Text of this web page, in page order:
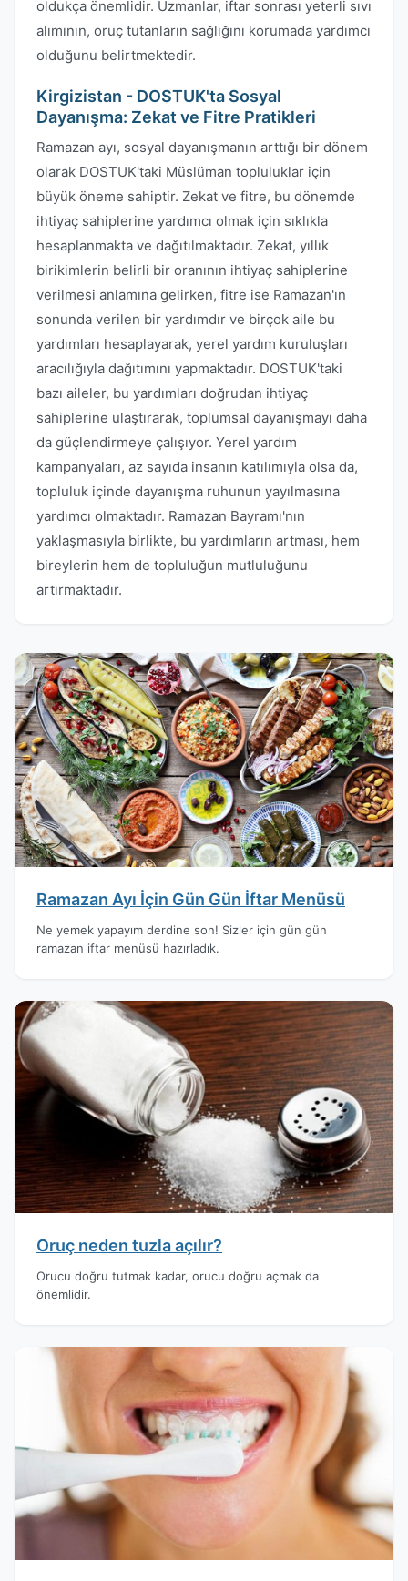
oldukça önemlidir. Uzmanlar, iftar sonrası yeterli sıvı
alımının, oruç tutanların sağlığını korumada yardımcı
olduğunu belirtmektedir.
Kirgizistan - DOSTUK'ta Sosyal
Dayanışma: Zekat ve Fitre Pratikleri
Ramazan ayı, sosyal dayanışmanın arttığı bir dönem
olarak DOSTUK'taki Müslüman topluluklar için
büyük öneme sahiptir. Zekat ve fitre, bu dönemde
ihtiyaç sahiplerine yardımcı olmak için sıklıkla
hesaplanmakta ve dağıtılmaktadır. Zekat, yıllık
birikimlerin belirli bir oranının ihtiyaç sahiplerine
verilmesi anlamına gelirken, fitre ise Ramazan'ın
sonunda verilen bir yardımdır ve birçok aile bu
yardımları hesaplayarak, yerel yardım kuruluşları
aracılığıyla dağıtımını yapmaktadır. DOSTUK'taki
bazı aileler, bu yardımları doğrudan ihtiyaç
sahiplerine ulaştırarak, toplumsal dayanışmayı daha
da güçlendirmeye çalışıyor. Yerel yardım
kampanyaları, az sayıda insanın katılımıyla olsa da,
topluluk içinde dayanışma ruhunun yayılmasına
yardımcı olmaktadır. Ramazan Bayramı'nın
yaklaşmasıyla birlikte, bu yardımların artması, hem
bireylerin hem de topluluğun mutluluğunu
artırmaktadır.
Ramazan Ayı İçin Gün Gün İftar Menüsü
Ne yemek yapayım derdine son! Sizler için gün gün
ramazan iftar menüsü hazırladık.
Oruç neden tuzla açılır?
Orucu doğru tutmak kadar, orucu doğru açmak da
önemlidir.